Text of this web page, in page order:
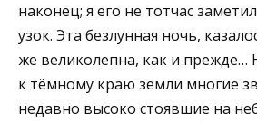
наконец; я его не тотчас
узок. Эта безлунная ночь,
же вели­колепна, как и прежде…
к тёмному краю земли многие
недавно высоко стоявшие на